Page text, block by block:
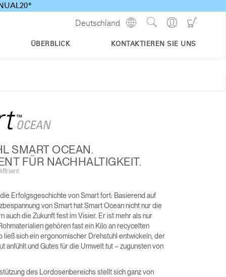
ÜBERBLICK KONTAKTIEREN SIE UNS
Go
Profile
Site
Deutschland
Show
FÜR DIE ARBEIT
VON ZU HAUSE AUS
SMART OCEAN.
FÜR NACHHALTIGKEIT.
Erfolgsgeschichte von Smart fort: Basierend auf
von Smart hat Smart Ocean nicht nur die
auch die Zukunft fest im Visier. Er ist mehr als nur
gehören fast ein Kilo an recycelten
ließ sich ein ergonomischer Drehstuhl entwickeln, der
anfühlt und Gutes für die Umwelt tut – zugunsten von
des Lordosenbereichs stellt sich ganz von